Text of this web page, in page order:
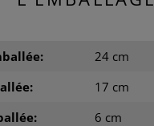
24 cm
17 cm
6 cm